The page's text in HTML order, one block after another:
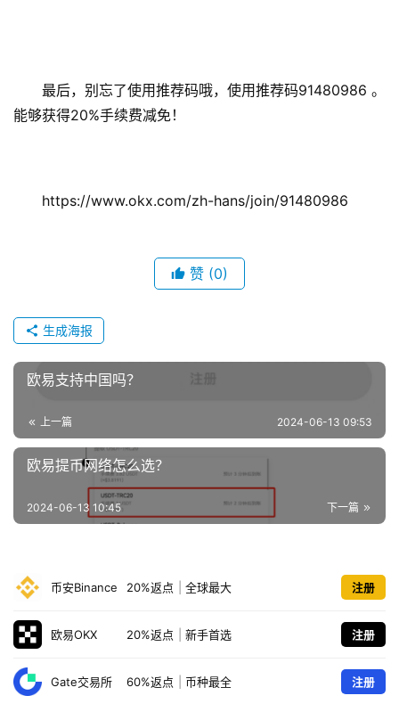
最后，别忘了使用推荐码哦，使用推荐码91480986 。
能够获得20%手续费减免！
https://www.okx.com/zh-hans/join/91480986
赞 (0)
生成海报
欧易支持中国吗？
上一篇 2024-06-13 09:53
欧易提币网络怎么选？
下一篇
2024-06-13 10:45
币安Binance 20%返点 全球最大 注册
欧易OKX 20%返点 新手首选 注册
Gate交易所 60%返点 币种最全 注册